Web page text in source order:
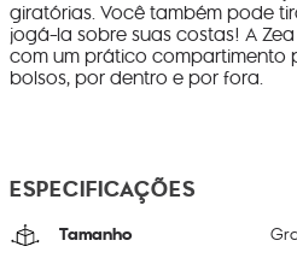
giratórias. Você também pode
jogá-la sobre suas costas! A
com um prático compartimento
bolsos, por dentro e por fora.
ESPECIFICAÇÕES
Tamanho